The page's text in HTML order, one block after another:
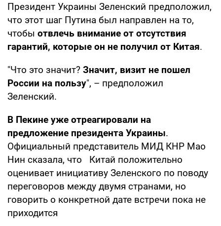
Президент Украины Зеленский предположил,
что этот шаг Путина был направлен на то,
чтобы отвлечь внимание от отсутствия
гарантий, которые он не получил от Китая.
"Что это значит? Значит, визит не пошел
России на пользу", – предположил
Зеленский.
В Пекине уже отреагировали на
предложение президента Украины.
Официальный представитель МИД КНР Мао
Нин сказала, что Китай положительно
оценивает инициативу Зеленского по поводу
переговоров между двумя странами, но
говорить о конкретной дате встречи пока не
приходится